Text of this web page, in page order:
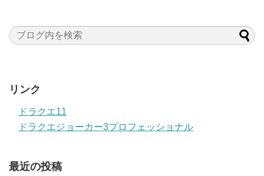
リンク
ドラクエ11
ドラクエジョーカー3プロフェッショナル
最近の投稿